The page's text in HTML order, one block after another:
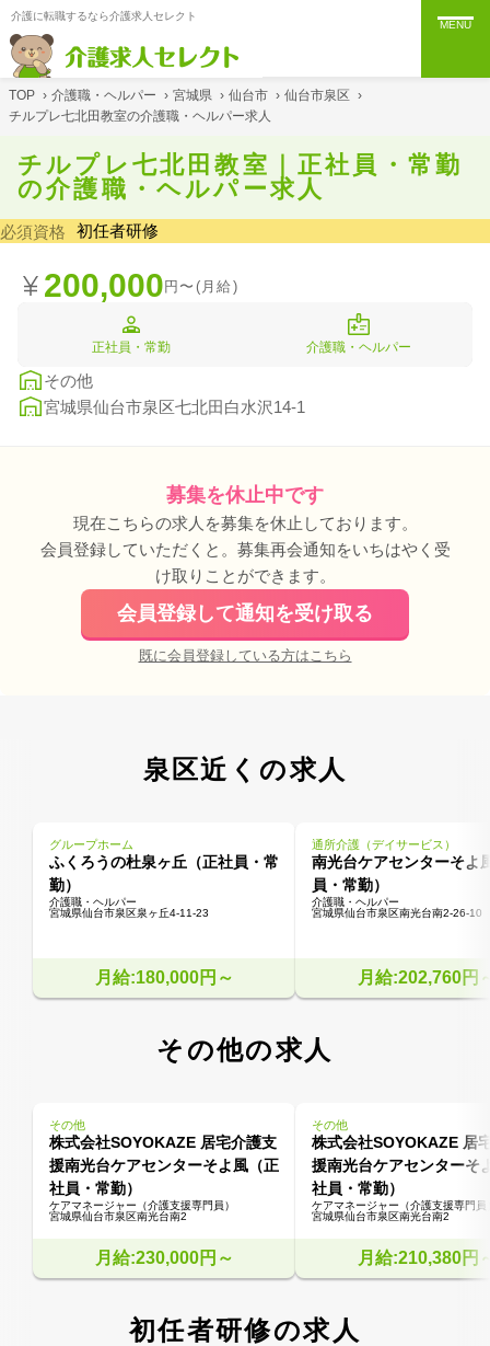
介護に転職するなら介護求人セレクト
MENU
TOP › 介護職・ヘルパー › 宮城県 › 仙台市 › 仙台市泉区 ›
チルプレ七北田教室の介護職・ヘルパー求人
チルプレ七北田教室｜正社員・常勤
の介護職・ヘルパー求人
必須資格 初任者研修
200,000円〜(月給)
正社員・常勤 介護職・ヘルパー
その他
宮城県仙台市泉区七北田白水沢14-1
募集を休止中です
現在こちらの求人を募集を休止しております。
会員登録していただくと。募集再会通知をいちはやく受
け取りことができます。
会員登録して通知を受け取る
既に会員登録している方はこちら
泉区近くの求人
グループホーム
ふくろうの杜泉ヶ丘（正社員・常
勤）
介護職・ヘルパー
宮城県仙台市泉区泉ヶ丘4-11-23
月給:180,000円～
通所介護（デイサービス）
南光台ケアセンターそよ
員・常勤）
介護職・ヘルパー
宮城県仙台市泉区南光台南2-26-10
月給:202,760円
その他の求人
その他
株式会社SOYOKAZE 居宅介護支
援南光台ケアセンターそよ風（正
社員・常勤）
ケアマネージャー（介護支援専門員）
宮城県仙台市泉区南光台南2
月給:230,000円～
その他
株式会社SOYOKAZE 居
援南光台ケアセンターそ
社員・常勤）
ケアマネージャー（介護支援専門員
宮城県仙台市泉区南光台南2
月給:210,380円
初任者研修の求人